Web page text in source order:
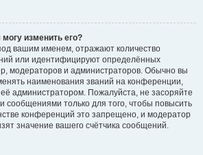
могу изменить его?
вашим именем, отражают количество
или идентифицируют определённых
модераторов и администраторов. Обычно вы
наименования званий на конференции,
администратором. Пожалуйста, не засоряйте
только для того, чтобы повысить
конференций это запрещено, и модератор
значение вашего счётчика сообщений.